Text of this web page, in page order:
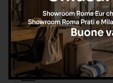
Confermo di aver letto
accettarne le condizioni e di
dati personali nel rispetto del